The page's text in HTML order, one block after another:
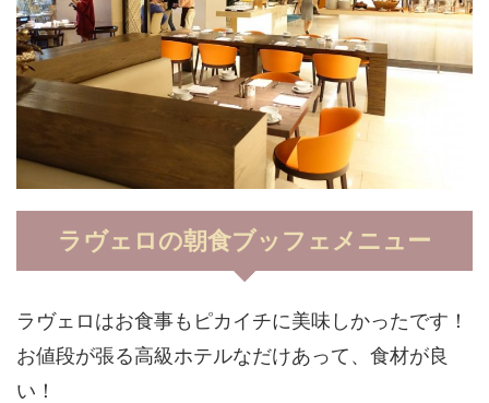
ラヴェロの朝食ブッフェメニュー
ラヴェロはお食事もピカイチに美味しかったです！
お値段が張る高級ホテルなだけあって、食材が良
い！